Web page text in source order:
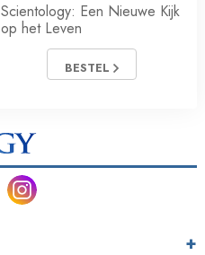
Scientology: Een Nieuwe Kijk
op het Leven
BESTEL